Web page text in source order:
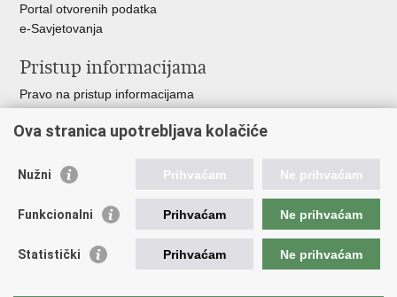
Portal otvorenih podatka
e-Savjetovanja
Pristup informacijama
Pravo na pristup informacijama
Pozivi za žurnu pomoć
Važne poveznice
Vlada RH
Muzej hrvatskog vatrogastva
Ova stranica upotrebljava kolačiće
Nužni Prihvaćam Ne prihvaćam
Funkcionalni Prihvaćam Ne prihvaćam
Statistički Prihvaćam Ne prihvaćam